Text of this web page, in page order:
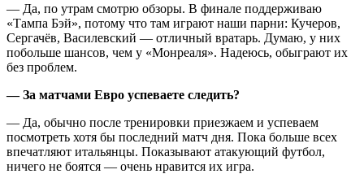
— Да, по утрам смотрю обзоры. В финале поддерживаю
«Тампа Бэй», потому что там играют наши парни: Кучеров,
Сергачёв, Василевский — отличный вратарь. Думаю, у них
побольше шансов, чем у «Монреаля». Надеюсь, обыграют их
без проблем.
— За матчами Евро успеваете следить?
— Да, обычно после тренировки приезжаем и успеваем
посмотреть хотя бы последний матч дня. Пока больше всех
впечатляют итальянцы. Показывают атакующий футбол,
ничего не боятся — очень нравится их игра.